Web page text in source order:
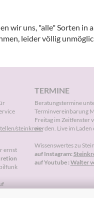
wir uns, "alle" Sorten in
leider völlig
steinkreis-
ernst
TERMINE
Beratungstermine
Terminvereinbarung
Freitag im Zeitfenster
werden. Live im
Wissenswertes zu
auf Instagram:
auf Youtube :Walter